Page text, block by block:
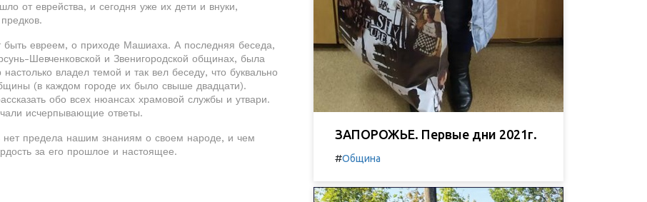
от еврейства, и сегодня уже их дети и внуки,
быть евреем, о приходе Машиаха. А последняя беседа,
Шевченковской и Звенигородской общинах, была
владел темой и так вел беседу, что буквально
(в каждом городе их было свыше двадцати).
обо всех нюансах храмовой службы и утвари.
исчерпывающие ответы.
предела нашим знаниям о своем народе, и чем
за его прошлое и настоящее.
ЗАПОРОЖЬЕ. Первые дни 2021г.
#Община